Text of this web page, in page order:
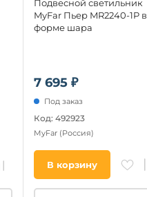
7 695 ₽
Подвесной светильник
MyFar Пьер MR2240-1P в
форме шара
Под заказ
Код: 492923
MyFar (Россия)
В корзину